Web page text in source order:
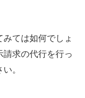
ては如何でしょ
請求の代行を行っ
。